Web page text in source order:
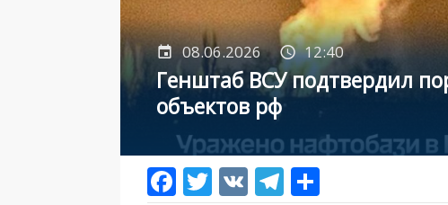
08.06.2026 12:40
Генштаб ВСУ подтвердил
объектов рф